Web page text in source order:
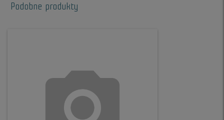
Podobne produkty